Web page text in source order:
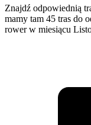
Znajdź odpowiednią
mamy tam 45 tras do
rower w miesiącu